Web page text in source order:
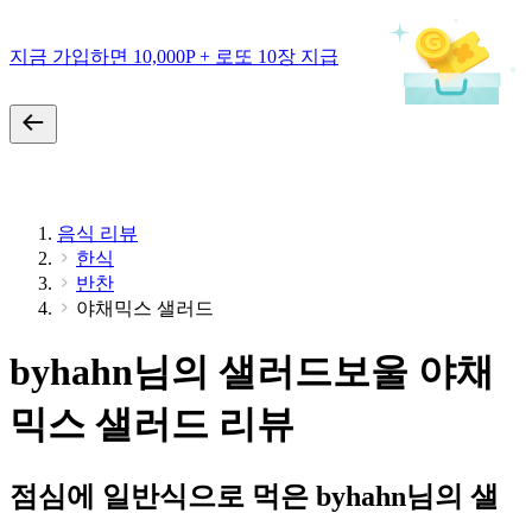
지금 가입하면 10,000P + 로또 10장 지급
음식 리뷰
한식
반찬
야채믹스 샐러드
byhahn님의 샐러드보울 야채
믹스 샐러드 리뷰
점심에 일반식으로 먹은 byhahn님의 샐